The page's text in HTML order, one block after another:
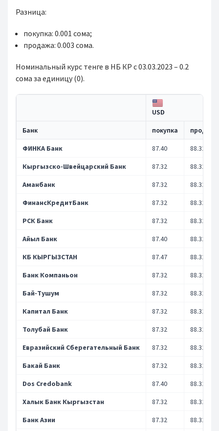
Разница:
покупка: 0.001 сома;
продажа: 0.003 сома.
Номинальный курс тенге в НБ КР с 03.03.2023 – 0.2
сома за единицу (0).
USD
Банк покупка продажа
ФИНКА Банк 87.40 88.32
Кыргызско-Швейцарский Банк 87.32 88.32
Аманбанк 87.32 88.32
ФинансКредитБанк 87.32 88.32
РСК Банк 87.32 88.32
Айыл Банк 87.40 88.32
КБ КЫРГЫЗСТАН 87.47 88.32
Банк Компаньон 87.32 88.32
Бай-Тушум 87.32 88.32
Капитал Банк 87.32 88.32
Толубай Банк 87.32 88.32
Евразийский Сберегательный Банк 87.32 88.32
Бакай Банк 87.32 88.32
Dos Credobank 87.40 88.32
Халык Банк Кыргызстан 87.32 88.32
Банк Азии 87.32 88.32